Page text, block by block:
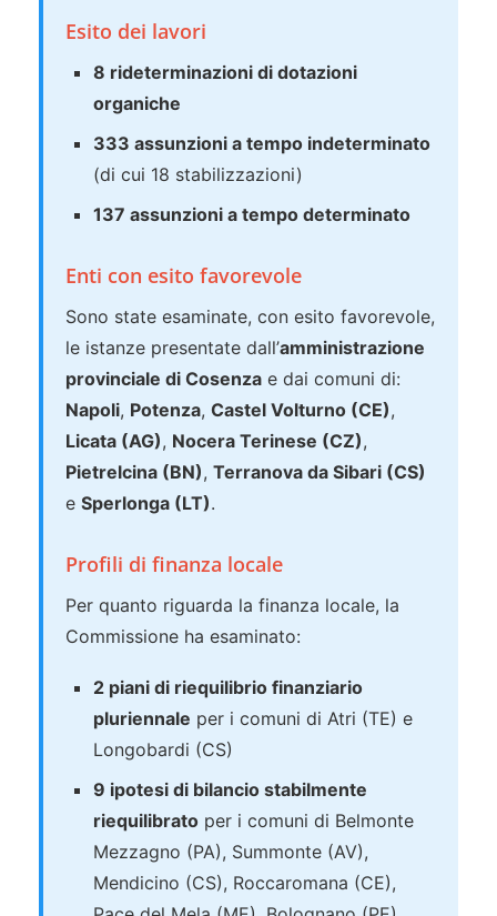
Esito dei lavori
8 rideterminazioni di dotazioni
organiche
333 assunzioni a tempo indeterminato
(di cui 18 stabilizzazioni)
137 assunzioni a tempo determinato
Enti con esito favorevole
Sono state esaminate, con esito favorevole,
le istanze presentate dall’amministrazione
provinciale di Cosenza e dai comuni di:
Napoli, Potenza, Castel Volturno (CE),
Licata (AG), Nocera Terinese (CZ),
Pietrelcina (BN), Terranova da Sibari (CS)
e Sperlonga (LT).
Profili di finanza locale
Per quanto riguarda la finanza locale, la
Commissione ha esaminato:
2 piani di riequilibrio finanziario
pluriennale per i comuni di Atri (TE) e
Longobardi (CS)
9 ipotesi di bilancio stabilmente
riequilibrato per i comuni di Belmonte
Mezzagno (PA), Summonte (AV),
Mendicino (CS), Roccaromana (CE),